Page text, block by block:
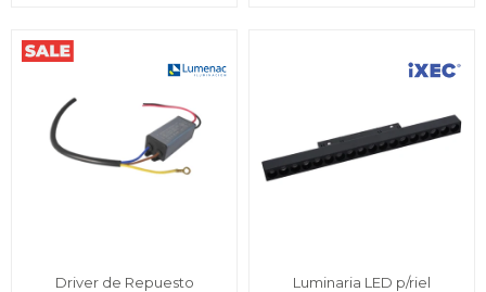
Driver de Repuesto
Luminaria LED p/riel